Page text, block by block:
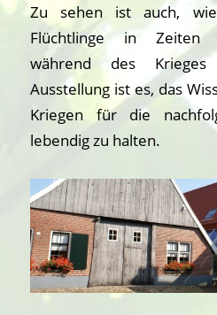
Zu sehen ist auch,
Flüchtlinge in Zeiten
während des
Ausstellung ist es, das
Kriegen für die
lebendig zu halten.